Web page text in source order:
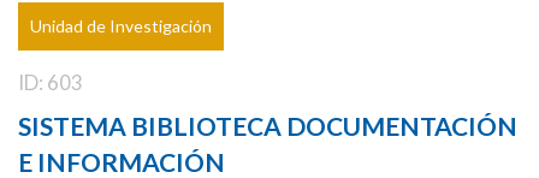
Unidad de Investigación
ID: 603
SISTEMA BIBLIOTECA DOCUMENTACIÓN
E INFORMACIÓN